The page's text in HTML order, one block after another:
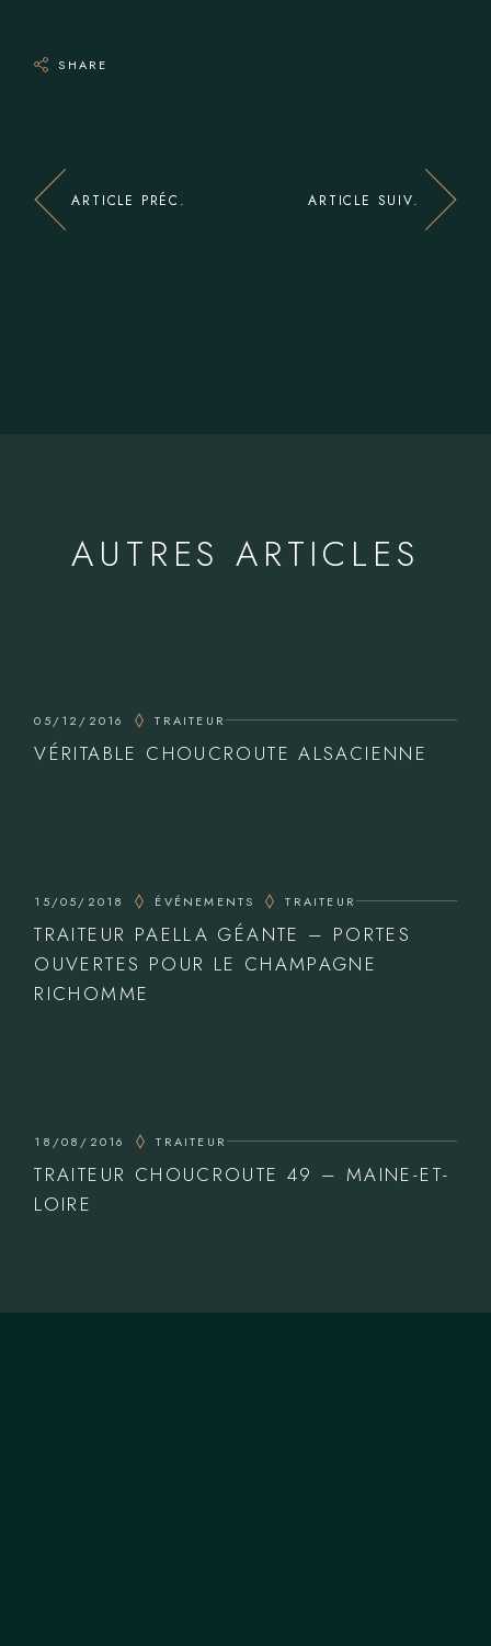
SHARE
ARTICLE PRÉC. ARTICLE SUIV.
AUTRES ARTICLES
05/12/2016 TRAITEUR
VÉRITABLE CHOUCROUTE ALSACIENNE
15/05/2018 ÉVÉNEMENTS TRAITEUR
TRAITEUR PAELLA GÉANTE – PORTES
OUVERTES POUR LE CHAMPAGNE
RICHOMME
18/08/2016 TRAITEUR
TRAITEUR CHOUCROUTE 49 – MAINE-ET-
LOIRE